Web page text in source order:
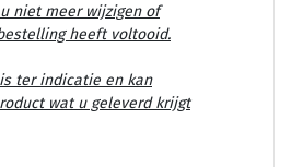
niet meer wijzigen of
heeft voltooid.
ter indicatie en kan
wat u geleverd krijgt